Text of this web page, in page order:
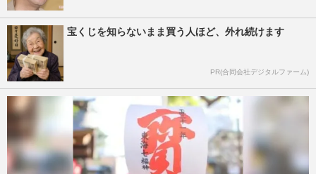
宝くじを知らないまま買う人ほど、外れ続けます
PR(合同会社デジタルファーム)